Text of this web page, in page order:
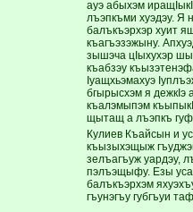
ауэ абыхэм
лъэпкъми хуэдэу. Я
балъкъэрхэр хуит
къагъэзэжыну.
зышэча цIыхухэр
къабзэу
Iуащхьэмахуэ
бгырысхэм я дежкIэ
къалэмыпэм
щытащ а лъэпкъ
Кулиев Къайсын и
къызыхэщыж
зелъагъуж уардэу,
пэлъэщыфу. Езы
балъкъэрхэм
гъунэгъу губгъуи